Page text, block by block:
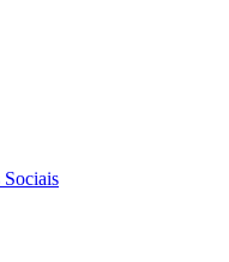
Sociais